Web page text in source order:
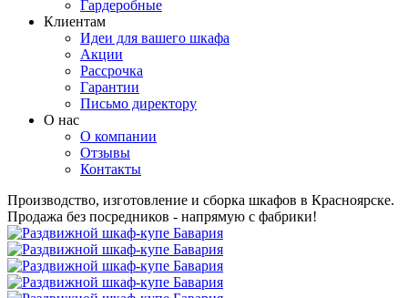
Гардеробные
Клиентам
Идеи для вашего шкафа
Акции
Рассрочка
Гарантии
Письмо директору
О нас
О компании
Отзывы
Контакты
Производство, изготовление и сборка шкафов в Красноярске.
Продажа без посредников - напрямую с фабрики!